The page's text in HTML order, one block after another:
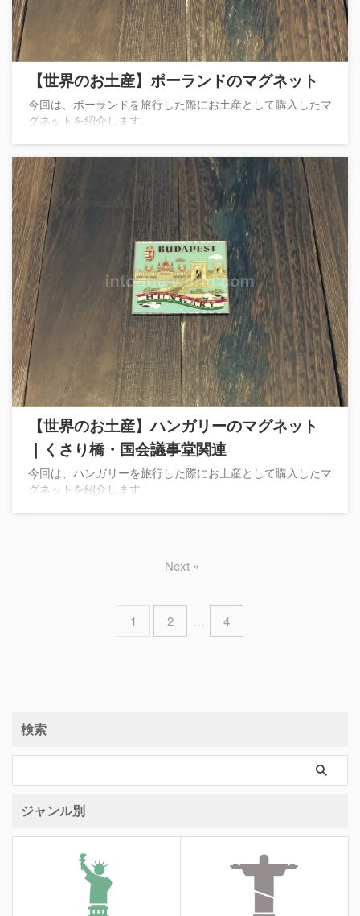
【世界のお土産】ポーランドのマグネット
今回は、ポーランドを旅行した際にお土産として購入したマ
グネットを紹介します。
【世界のお土産】ハンガリーのマグネット
｜くさり橋・国会議事堂関連
今回は、ハンガリーを旅行した際にお土産として購入したマ
グネットを紹介します。
1 2 … 4
Next »
検索
ジャンル別